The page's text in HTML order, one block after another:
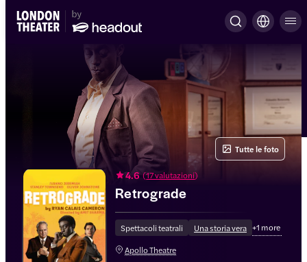
4.6 (17 valutazioni)
Retrograde
Spettacoli teatrali Una storia vera +1 more
Apollo Theatre
Tutte le foto